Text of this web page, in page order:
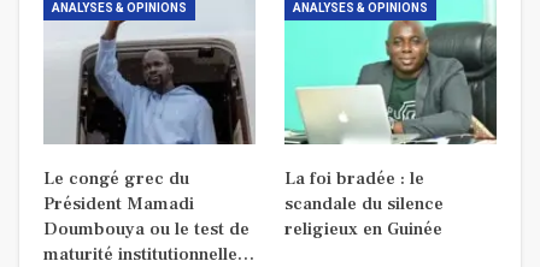
ANALYSES & OPINIONS
Le congé grec du
Président Mamadi
Doumbouya ou le test de
maturité institutionnelle…
ANALYSES & OPINIONS
La foi bradée : le
scandale du silence
religieux en Guinée